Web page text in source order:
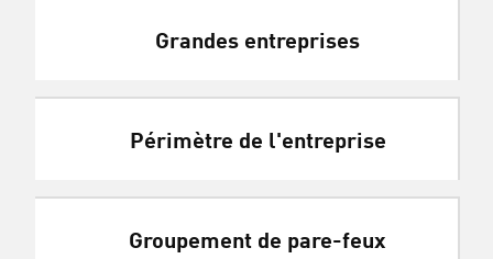
Grandes entreprises
Périmètre de l'entreprise
Groupement de pare-feux